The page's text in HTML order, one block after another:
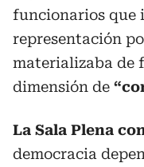
funcionarios que
representación
materializaba de
dimensión de
La Sala Plena
democracia